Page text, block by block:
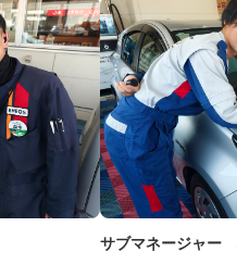
サブマネージャー